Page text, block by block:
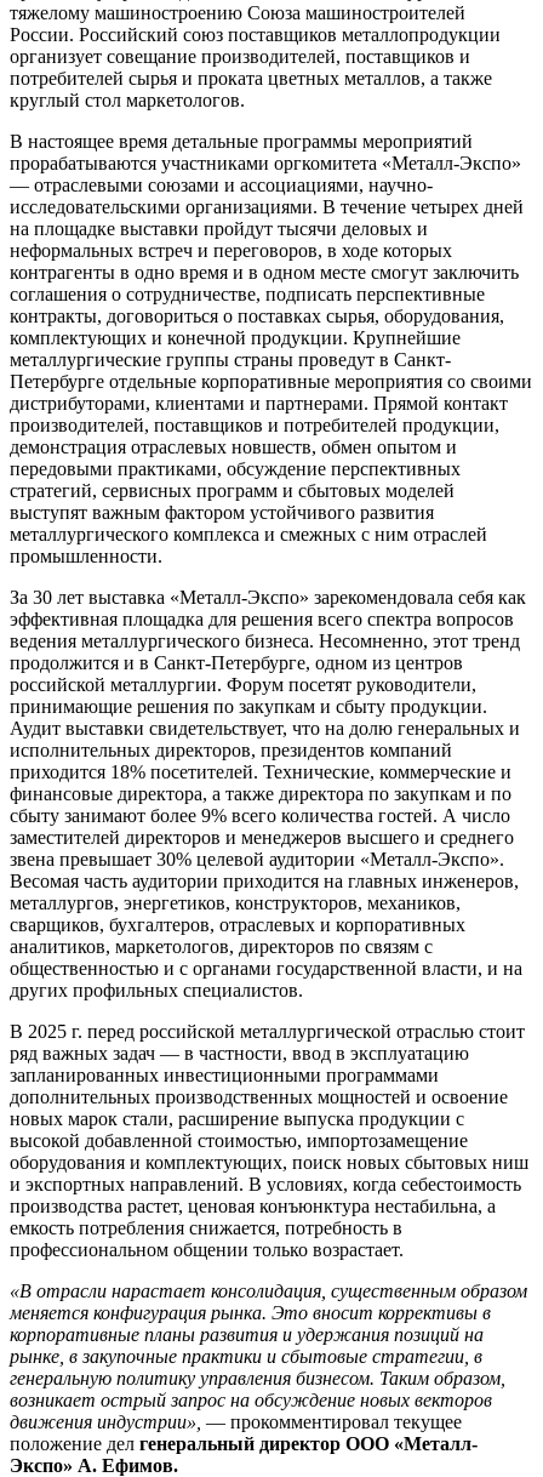
тяжелому машиностроению Союза машиностроителей
России. Российский союз поставщиков металлопродукции
организует совещание производителей, поставщиков и
потребителей сырья и проката цветных металлов, а также
круглый стол маркетологов.
В настоящее время детальные программы мероприятий
прорабатываются участниками оргкомитета «Металл-Экспо»
— отраслевыми союзами и ассоциациями, научно-
исследовательскими организациями. В течение четырех дней
на площадке выставки пройдут тысячи деловых и
неформальных встреч и переговоров, в ходе которых
контрагенты в одно время и в одном месте смогут заключить
соглашения о сотрудничестве, подписать перспективные
контракты, договориться о поставках сырья, оборудования,
комплектующих и конечной продукции. Крупнейшие
металлургические группы страны проведут в Санкт-
Петербурге отдельные корпоративные мероприятия со своими
дистрибуторами, клиентами и партнерами. Прямой контакт
производителей, поставщиков и потребителей продукции,
демонстрация отраслевых новшеств, обмен опытом и
передовыми практиками, обсуждение перспективных
стратегий, сервисных программ и сбытовых моделей
выступят важным фактором устойчивого развития
металлургического комплекса и смежных с ним отраслей
промышленности.
За 30 лет выставка «Металл-Экспо» зарекомендовала себя как
эффективная площадка для решения всего спектра вопросов
ведения металлургического бизнеса. Несомненно, этот тренд
продолжится и в Санкт-Петербурге, одном из центров
российской металлургии. Форум посетят руководители,
принимающие решения по закупкам и сбыту продукции.
Аудит выставки свидетельствует, что на долю генеральных и
исполнительных директоров, президентов компаний
приходится 18% посетителей. Технические, коммерческие и
финансовые директора, а также директора по закупкам и по
сбыту занимают более 9% всего количества гостей. А число
заместителей директоров и менеджеров высшего и среднего
звена превышает 30% целевой аудитории «Металл-Экспо».
Весомая часть аудитории приходится на главных инженеров,
металлургов, энергетиков, конструкторов, механиков,
сварщиков, бухгалтеров, отраслевых и корпоративных
аналитиков, маркетологов, директоров по связям с
общественностью и с органами государственной власти, и на
других профильных специалистов.
В 2025 г. перед российской металлургической отраслью стоит
ряд важных задач — в частности, ввод в эксплуатацию
запланированных инвестиционными программами
дополнительных производственных мощностей и освоение
новых марок стали, расширение выпуска продукции с
высокой добавленной стоимостью, импортозамещение
оборудования и комплектующих, поиск новых сбытовых ниш
и экспортных направлений. В условиях, когда себестоимость
производства растет, ценовая конъюнктура нестабильна, а
емкость потребления снижается, потребность в
профессиональном общении только возрастает.
«В отрасли нарастает консолидация, существенным образом
меняется конфигурация рынка. Это вносит коррективы в
корпоративные планы развития и удержания позиций на
рынке, в закупочные практики и сбытовые стратегии, в
генеральную политику управления бизнесом. Таким образом,
возникает острый запрос на обсуждение новых векторов
движения индустрии», — прокомментировал текущее
положение дел генеральный директор ООО «Металл-
Экспо» А. Ефимов.